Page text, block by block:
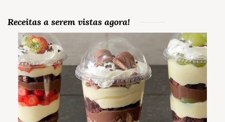
Receitas a serem vistas agora!